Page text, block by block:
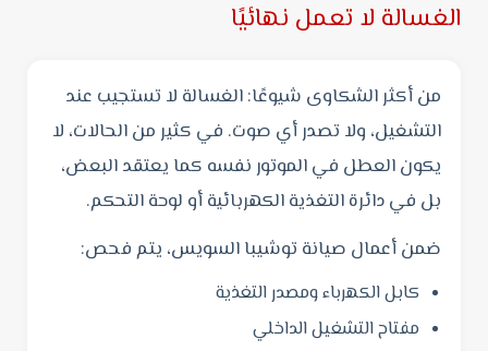
الغسالة لا تعمل نهائيًا
من أكثر الشكاوى شيوعًا: الغسالة لا تستجيب عند
التشغيل، ولا تصدر أي صوت. في كثير من الحالات، لا
يكون العطل في الموتور نفسه كما يعتقد البعض،
بل في دائرة التغذية الكهربائية أو لوحة التحكم.
ضمن أعمال صيانة توشيبا السويس، يتم فحص:
كابل الكهرباء ومصدر التغذية
مفتاح التشغيل الداخلي